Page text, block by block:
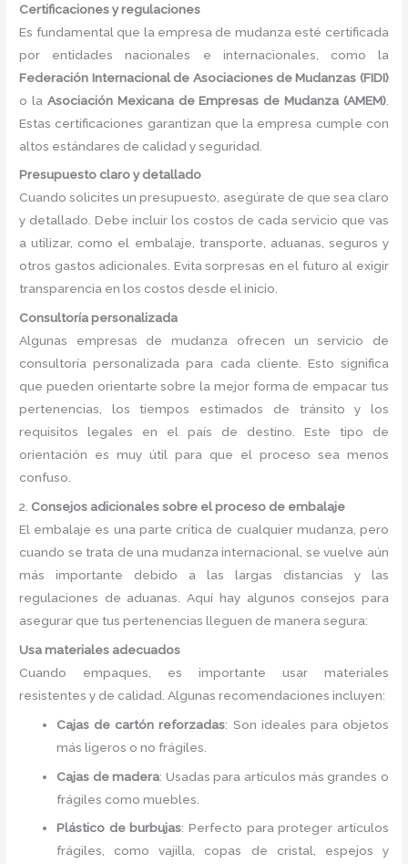
Certificaciones y regulaciones
Es fundamental que la empresa de mudanza esté certificada
por entidades nacionales e internacionales, como la
Federación Internacional de Asociaciones de Mudanzas (FIDI)
o la Asociación Mexicana de Empresas de Mudanza (AMEM).
Estas certificaciones garantizan que la empresa cumple con
altos estándares de calidad y seguridad.
Presupuesto claro y detallado
Cuando solicites un presupuesto, asegúrate de que sea claro
y detallado. Debe incluir los costos de cada servicio que vas
a utilizar, como el embalaje, transporte, aduanas, seguros y
otros gastos adicionales. Evita sorpresas en el futuro al exigir
transparencia en los costos desde el inicio.
Consultoría personalizada
Algunas empresas de mudanza ofrecen un servicio de
consultoría personalizada para cada cliente. Esto significa
que pueden orientarte sobre la mejor forma de empacar tus
pertenencias, los tiempos estimados de tránsito y los
requisitos legales en el país de destino. Este tipo de
orientación es muy útil para que el proceso sea menos
confuso.
2. Consejos adicionales sobre el proceso de embalaje
El embalaje es una parte crítica de cualquier mudanza, pero
cuando se trata de una mudanza internacional, se vuelve aún
más importante debido a las largas distancias y las
regulaciones de aduanas. Aquí hay algunos consejos para
asegurar que tus pertenencias lleguen de manera segura:
Usa materiales adecuados
Cuando empaques, es importante usar materiales
resistentes y de calidad. Algunas recomendaciones incluyen:
Cajas de cartón reforzadas: Son ideales para objetos
más ligeros o no frágiles.
Cajas de madera: Usadas para artículos más grandes o
frágiles como muebles.
Plástico de burbujas: Perfecto para proteger artículos
frágiles, como vajilla, copas de cristal, espejos y